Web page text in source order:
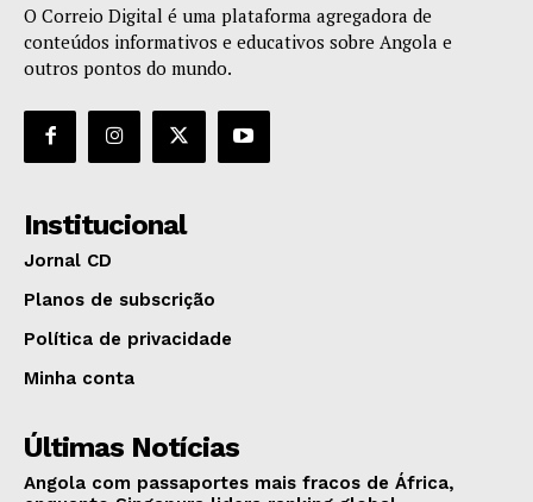
O Correio Digital é uma plataforma agregadora de
conteúdos informativos e educativos sobre Angola e
outros pontos do mundo.
Institucional
Jornal CD
Planos de subscrição
Política de privacidade
Minha conta
Últimas Notícias
Angola com passaportes mais fracos de África,